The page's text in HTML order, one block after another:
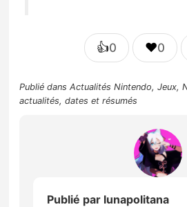
👍0 ❤️0
Publié dansActualités Nintendo,Jeux,
actualités, dates et résumés
Publié par lunapolitana